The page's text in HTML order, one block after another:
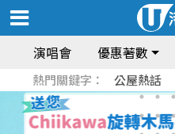
演唱會 優惠著數
熱門關鍵字： 公屋熱話